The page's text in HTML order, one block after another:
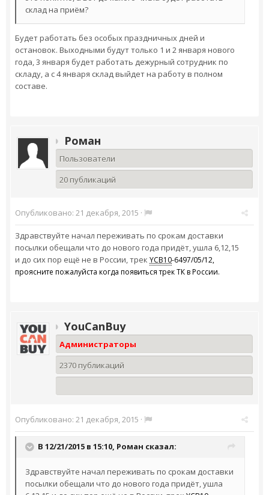
склад на приём?
Будет работать без особых праздничных дней и
остановок. Выходными будут только 1 и 2 января нового
года, 3 января будет работать дежурный сотрудник по
складу, а с 4 января склад выйдет на работу в полном
составе.
Роман
Пользователи
20 публикаций
Опубликовано: 21 декабря, 2015 ·
Здравствуйте начал переживать по срокам доставки
посылки обещали что до нового года придёт, ушла 6,12,15
и до сих пор ещё не в России, трек YCB10-6497/05/12,
проясните пожалуйста когда появиться трек ТК в России.
YouCanBuy
Администраторы
2370 публикаций
Опубликовано: 21 декабря, 2015 ·
В 12/21/2015 в 15:10, Роман сказал:
Здравствуйте начал переживать по срокам доставки
посылки обещали что до нового года придёт, ушла